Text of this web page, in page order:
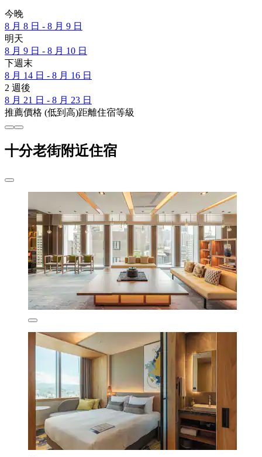
今晚
8 月 8 日 - 8 月 9 日
明天
8 月 9 日 - 8 月 10 日
下週末
8 月 14 日 - 8 月 16 日
2 週後
8 月 21 日 - 8 月 23 日
推薦價格 (低到高)距離住宿等級
十分老街附近住宿